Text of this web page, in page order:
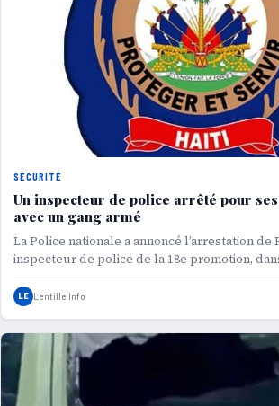
SÉCURITÉ
Un inspecteur de police arrêté pour
avec un gang armé
La Police nationale a annoncé l’arrestation de
inspecteur de police de la 18e promotion,
LE Lentille Info